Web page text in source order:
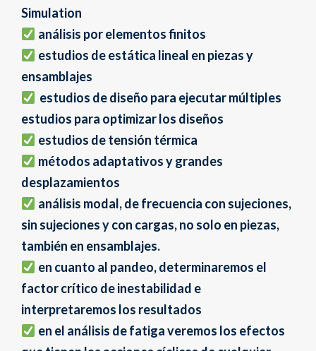
Simulation
análisis por elementos finitos
estudios de estática lineal en piezas y
ensamblajes
estudios de diseño para ejecutar múltiples
estudios para optimizar los diseños
estudios de tensión térmica
métodos adaptativos y grandes
desplazamientos
análisis modal, de frecuencia con sujeciones,
sin sujeciones y con cargas, no solo en piezas,
también en ensamblajes.
en cuanto al pandeo, determinaremos el
factor crítico de inestabilidad e
interpretaremos los resultados
en el análisis de fatiga veremos los efectos